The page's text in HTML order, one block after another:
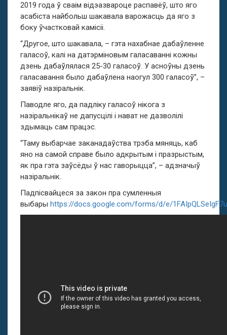
2019 года ў сваім відэазвароце распавёў, што яго
асабіста найбольш шакавала варожасць да яго з
боку ўчастковай камісіі.
“Другое, што шакавала, – гэта нахабнае дабаўленне
галасоў, калі на датэрміновым галасаванні кожны
дзень дабаўлялася 25-30 галасоў. У асноўны дзень
галасавання было дабаўлена наогул 300 галасоў”, –
заявіў назіральнік.
Паводле яго, да падліку галасоў нікога з
назіральнікаў не дапусцілі і нават не дазволілі
здымаць сам працэс.
“Таму выбарчае заканадаўства трэба мяняць, каб
яно на самой справе было адкрытым і празрыстым,
як пра гэта заўсёды ў нас гаворыцца”, – адзначыў
назіральнік.
Падпісвайцеся за закон пра сумленныя
выбары https://docs.google.com/forms/d/e/